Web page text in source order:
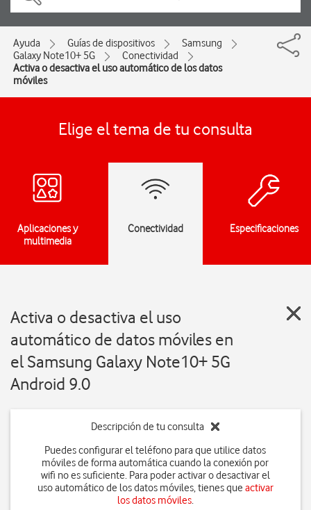
Ayuda Guías de dispositivos
Samsung
Galaxy Note10+ 5G
Conectividad
Activa o desactiva el uso automático de los datos
móviles
Elige el tema de tu consulta
Aplicaciones y
multimedia
Conectividad Especificaciones
Activa o desactiva el uso
automático de datos móviles en
el Samsung Galaxy Note10+ 5G
Android 9.0
Descripción de tu consulta
Puedes configurar el teléfono para que utilice datos
móviles de forma automática cuando la conexión por
wifi no es suficiente. Para poder activar o desactivar el
uso automático de los datos móviles, tienes que activar
los datos móviles.